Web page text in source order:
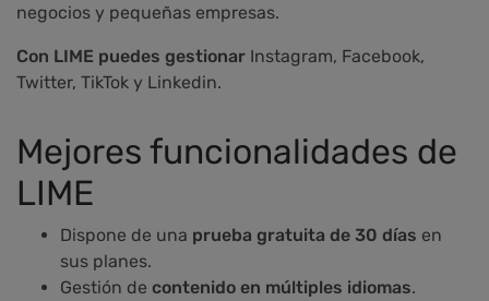
negocios y pequeñas empresas.
Con LIME puedes gestionar Instagram, Facebook,
Twitter, TikTok y Linkedin.
Mejores funcionalidades de
LIME
Dispone de una prueba gratuita de 30 días en
sus planes.
Gestión de contenido en múltiples idiomas.